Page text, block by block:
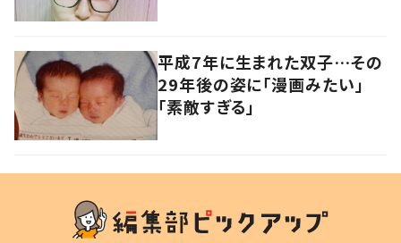
平成7年に生まれた双子…その
29年後の姿に「漫画みたい」
「素敵すぎる」